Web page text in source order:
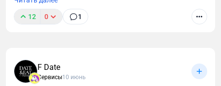
презентаций, проверочных работ, отчетности.
Именно здесь нейросети могут существенно
12 0 1
F Date
Сервисы10 июнь